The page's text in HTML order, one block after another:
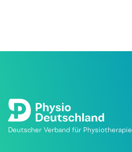
Deutscher Verband für Physiotherapie